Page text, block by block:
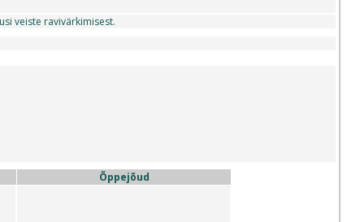
veiste ravivärkimisest.
Õppejõud